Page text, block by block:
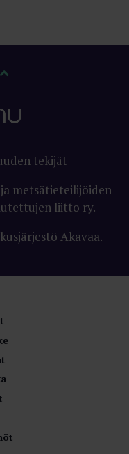
tekijät
metsätieteilijöiden
liitto ry.
Akavaa.